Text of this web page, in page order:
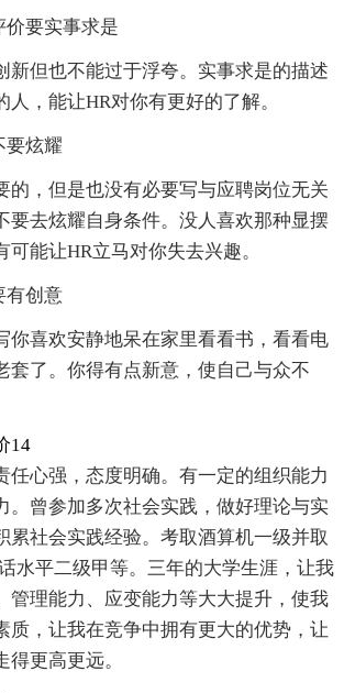
要实事求是
新但也不能过于浮夸。实事求是的描述
，能让HR对你有更好的了解。
要炫耀
的，但是也没有必要写与应聘岗位无关
要去炫耀自身条件。没人喜欢那种显摆
可能让HR立马对你失去兴趣。
有创意
你喜欢安静地呆在家里看看书，看看电
套了。你得有点新意，使自己与众不
14
任心强，态度明确。有一定的组织能力
。曾参加多次社会实践，做好理论与实
累社会实践经验。考取酒算机一级并取
水平二级甲等。三年的大学生涯，让我
管理能力、应变能力等大大提升，使我
质，让我在竞争中拥有更大的优势，让
更高更远。